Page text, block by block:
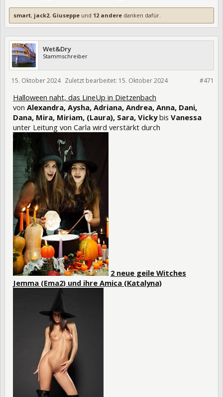
smart, jack2, Giuseppe und 12 andere danken dafür.
Wet&Dry
Stammschreiber
#471
15. Oktober 2024 Zuletzt bearbeitet: 15. Oktober 2024
Halloween naht, das LineUp in Dietzenbach
von Alexandra, Aysha, Adriana, Andrea, Anna, Dani,
Dana, Mira, Miriam, (Laura), Sara, Vickybis Vanessa
unter Leitung von Carla wird verstärkt durch
2 neue geile Witches
Jemma (Ema2) und ihre Amica (Katalyna)